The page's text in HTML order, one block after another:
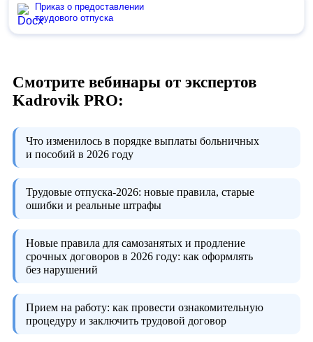
Приказ о предоставлении
трудового отпуска
Смотрите вебинары от экспертов
Kadrovik PRO:
Что изменилось в порядке выплаты больничных
и пособий в 2026 году
Трудовые отпуска-2026: новые правила, старые
ошибки и реальные штрафы
Новые правила для самозанятых и продление
срочных договоров в 2026 году: как оформлять
без нарушений
Прием на работу: как провести ознакомительную
процедуру и заключить трудовой договор